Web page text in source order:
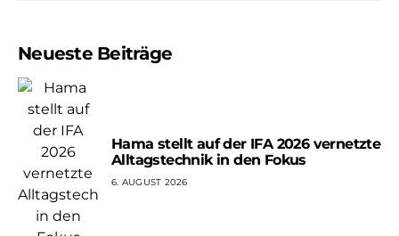
Neueste Beiträge
Hama stellt auf der IFA 2026 vernetzte
Alltagstechnik in den Fokus
6. AUGUST 2026